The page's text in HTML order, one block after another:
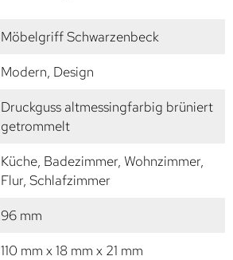
Möbelgriff Schwarzenbeck
Modern, Design
Druckguss altmessingfarbig brüniert
getrommelt
Küche, Badezimmer, Wohnzimmer,
Flur, Schlafzimmer
96 mm
110 mm x 18 mm x 21 mm